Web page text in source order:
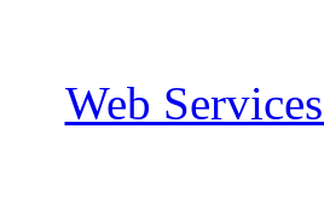
Web